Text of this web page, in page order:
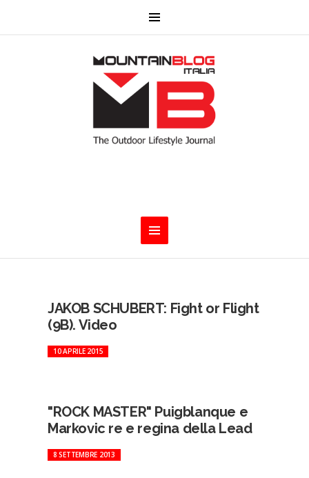
JAKOB SCHUBERT: Fight or Flight
(9B). Video
10 APRILE 2015
"ROCK MASTER" Puigblanque e
Markovic re e regina della Lead
8 SETTEMBRE 2013